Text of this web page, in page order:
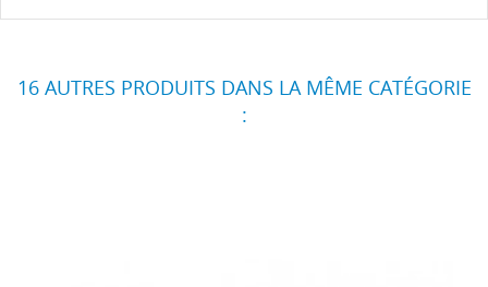
16 AUTRES PRODUITS DANS LA MÊME CATÉGORIE
: